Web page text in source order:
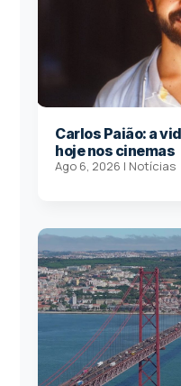
Carlos Paião: a
hoje nos cinemas
Ago 6, 2026 | Notícias